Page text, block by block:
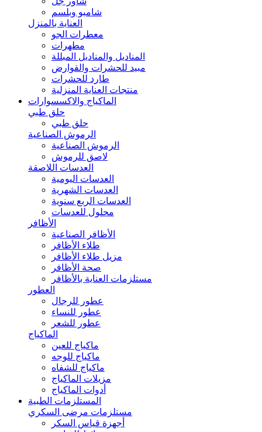
شامبو وبلسم
العناية بالمنزل
معطرات الجو
مطهرات
المناديل والمناديل المبللة
مبيد للحشرات والقوارض
طارد للحشرات
منتجات العناية المنزلية
الماكياج والاكسسوارات
حلق طبي
حلق طبي
الرموش الصناعية
الرموش الصناعية
لاصق للرموش
العدسات اللاصقة
العدسات اليومية
العدسات الشهرية
العدسات الربع سنوية
محلول للعدسات
الأظافر
الأظافر الصناعية
طلاء الأظافر
مزيل طلاء الأظافر
صحة الأظافر
مستلزمات العناية بالأظافر
العطور
عطور للرجال
عطور للنساء
عطور للشعر
الماكياج
ماكياج للعين
ماكياج للوجه
ماكياج للشفاه
مزيلات الماكياج
أدوات الماكياج
المستلزمات الطبية
مستلزمات مرضى السكري
أجهزة قياس السكر